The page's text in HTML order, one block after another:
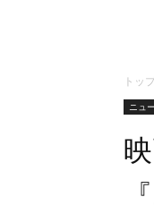
トッ
ニュ